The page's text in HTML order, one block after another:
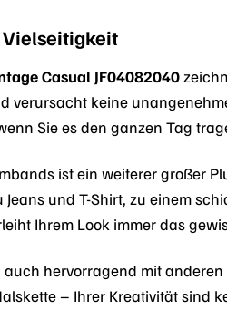
Casual JF04082040
verursacht keine
Sie es den ganzen Tag
ist ein weiterer großer
Jeans und T-Shirt, zu einem
Ihrem Look immer das
hervorragend mit
– Ihrer Kreativität sind